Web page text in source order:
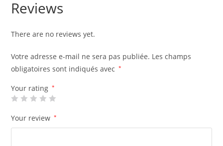
Reviews
There are no reviews yet.
Votre adresse e-mail ne sera pas publiée. Les champs
obligatoires sont indiqués avec
*
Your rating *
Your review *